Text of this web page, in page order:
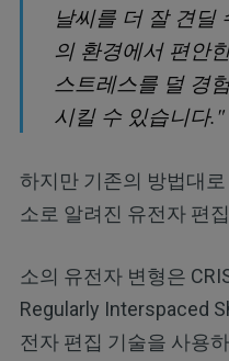
날씨를 더 잘 견딜
의 환경에서 편안
스트레스를 덜 경
시킬 수 있습니다."
하지만 기존의 방법대로
소로 알려진 유전자 편
소의 유전자 변형은
Regularly Interspaced
전자 편집 기술을 사용